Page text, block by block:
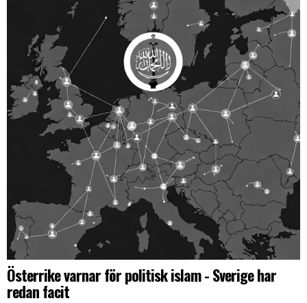
Österrike varnar för politisk islam - Sverige har
redan facit